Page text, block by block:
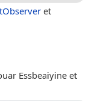
et
Essbeaiyine et